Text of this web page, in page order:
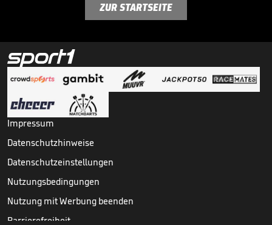
ZUR STARTSEITE
Impressum
Datenschutzhinweise
Datenschutzeinstellungen
Nutzungsbedingungen
Nutzung mit Werbung beenden
Barrierefreiheit